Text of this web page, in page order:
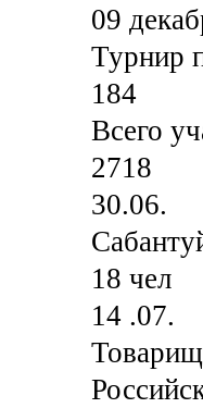
09
Турнир
184
Всего
2718
30.06.
18 чел
14 .07.